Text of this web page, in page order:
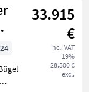
33.915
€
incl. VAT
19%
28.500 €
excl.